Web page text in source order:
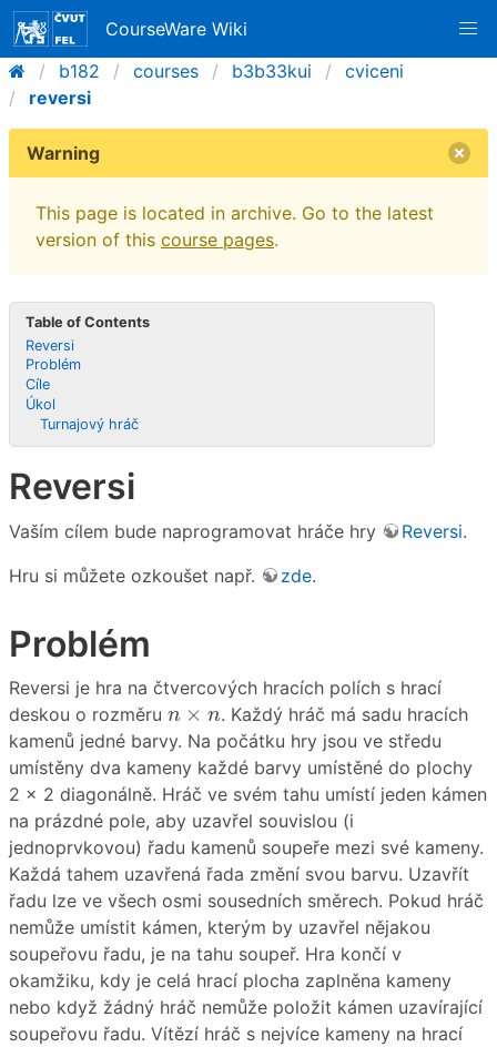
CourseWare Wiki
b182
courses b3b33kui
cviceni
reversi
Warning
This page is located in archive. Go to the latest
version of this course pages.
Table of Contents
Reversi
Problém
Cíle
Úkol
Turnajový hráč
Reversi
Vaším cílem bude naprogramovat hráče hry Reversi.
Hru si můžete ozkoušet např.
zde.
Problém
Reversi je hra na čtvercových hracích polích s hrací
deskou o rozměru n × n
n ×n . Každý hráč má sadu hracích
kamenů jedné barvy. Na počátku hry jsou ve středu
umístěny dva kameny každé barvy umístěné do plochy
2 x 2 diagonálně. Hráč ve svém tahu umístí jeden kámen
na prázdné pole, aby uzavřel souvislou (i
jednoprvkovou) řadu kamenů soupeře mezi své kameny.
Každá tahem uzavřená řada změní svou barvu. Uzavřít
řadu lze ve všech osmi sousedních směrech. Pokud hráč
nemůže umístit kámen, kterým by uzavřel nějakou
soupeřovu řadu, je na tahu soupeř. Hra končí v
okamžiku, kdy je celá hrací plocha zaplněna kameny
nebo když žádný hráč nemůže položit kámen uzavírající
soupeřovu řadu. Vítězí hráč s nejvíce kameny na hrací